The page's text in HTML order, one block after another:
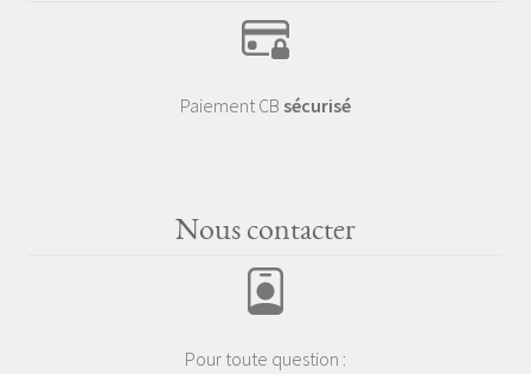
Paiement CB sécurisé
Nous contacter
Pour toute question :